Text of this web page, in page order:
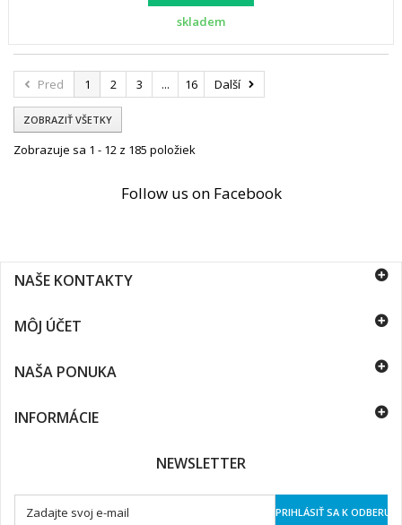
skladem
Pred 1 2 3 ... 16 Další
ZOBRAZIŤ VŠETKY
Zobrazuje sa 1 - 12 z 185 položiek
Follow us on Facebook
NAŠE KONTAKTY
MÔJ ÚČET
NAŠA PONUKA
INFORMÁCIE
NEWSLETTER
PRIHLÁSIŤ SA K ODBERU